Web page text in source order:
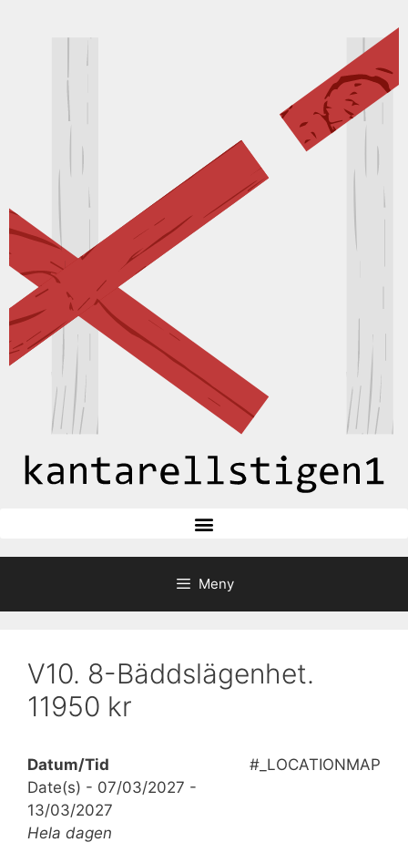
Meny
V10. 8-Bäddslägenhet.
11950 kr
#_LOCATIONMAP
Datum/Tid
Date(s) - 07/03/2027 -
13/03/2027
Hela dagen